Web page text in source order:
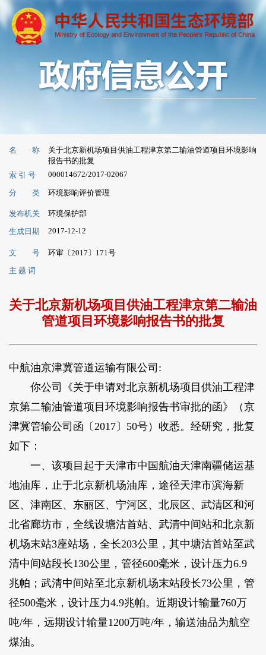
名 称
关于北京新机场项目供油工程津京第二输油管道项目环境影响
报告书的批复
索 引 号
000014672/2017-02067
分 类 环境影响评价管理
发布机关
环境保护部
生成日期
2017-12-12
文 号
环审〔2017〕171号
主 题 词
关于北京新机场项目供油工程津京第二输油
管道项目环境影响报告书的批复
中航油京津冀管道运输有限公司:
你公司《关于申请对北京新机场项目供油工程津
京第二输油管道项目环境影响报告书审批的函》（京
津冀管输公司函〔2017〕50号）收悉。经研究，批复
如下：
一、该项目起于天津市中国航油天津南疆储运基
地油库，止于北京新机场油库，途径天津市滨海新
区、津南区、东丽区、宁河区、北辰区、武清区和河
北省廊坊市，全线设塘沽首站、武清中间站和北京新
机场末站3座站场，全长203公里，其中塘沽首站至武
清中间站段长130公里，管径600毫米，设计压力6.9
兆帕；武清中间站至北京新机场末站段长73公里，管
径500毫米，设计压力4.9兆帕。近期设计输量760万
吨/年，远期设计输量1200万吨/年，输送油品为航空
煤油。